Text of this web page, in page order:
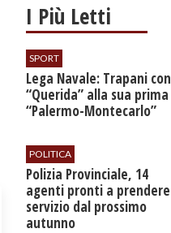
I Più Letti
SPORT
​Lega Navale: Trapani con
“Querida” alla sua prima
“Palermo-Montecarlo”
POLITICA
​Polizia Provinciale, 14
agenti pronti a prendere
servizio dal prossimo
autunno